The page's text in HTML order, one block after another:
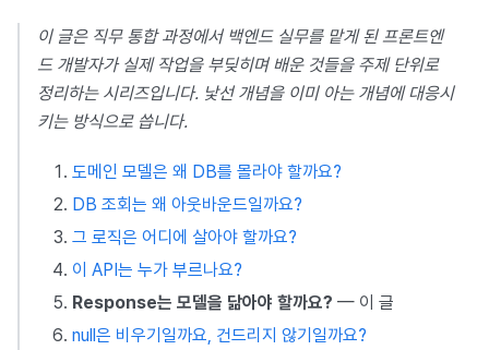
이 글은 직무 통합 과정에서 백엔드 실무를 맡게 된 프론트엔
드 개발자가 실제 작업을 부딪히며 배운 것들을 주제 단위로
정리하는 시리즈입니다. 낯선 개념을 이미 아는 개념에 대응시
키는 방식으로 씁니다.
도메인 모델은 왜 DB를 몰라야 할까요?
DB 조회는 왜 아웃바운드일까요?
그 로직은 어디에 살아야 할까요?
이 API는 누가 부르나요?
Response는 모델을 닮아야 할까요? — 이 글
null은 비우기일까요, 건드리지 않기일까요?